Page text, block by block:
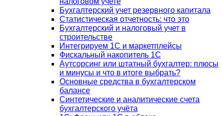
Бухгалтерский учет резервного капитала
Статистическая отчетность: что это
Бухгалтерский и налоговый учет в
строительстве
Интегрируем 1С и маркетплейсы
Фискальный накопитель 1С
Аутсорсинг или штатный бухгалтер: плюсы
и минусы и что в итоге выбрать?
Основные средства в бухгалтерском
балансе
Синтетические и аналитические счета
бухгалтерского учёта